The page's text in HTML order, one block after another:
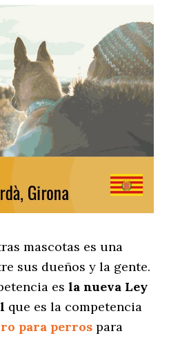
mascotas es una
sus dueños y la gente.
esla nueva Ley
que es la competencia
para perros para